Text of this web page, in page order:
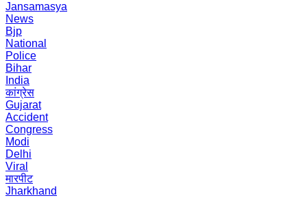
Jansamasya
News
Bjp
National
Police
Bihar
India
कांग्रेस
Gujarat
Accident
Congress
Modi
Delhi
Viral
मारपीट
Jharkhand